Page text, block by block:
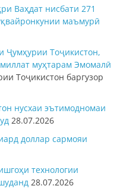
Ваҳдат нисбати 271
маъмурӣ
Ҷумҳурии Тоҷикистон,
муҳтарам Эмомалӣ
Тоҷикистон баргузор
нусхаи эътимодномаи
28.07.2026
доллар сармояи
технологии
28.07.2026